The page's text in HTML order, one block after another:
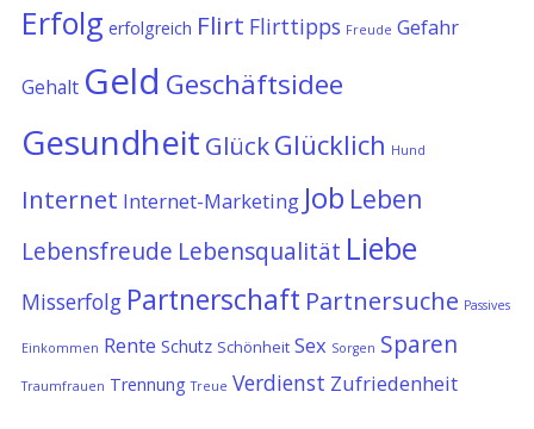
Erfolg erfolgreich Flirt Flirttipps Freude Gefahr
Gehalt Geld Geschäftsidee
Gesundheit GlückGlücklich Hund
Internet Internet-Marketing Job Leben
Lebensfreude Lebensqualität Liebe
Misserfolg Partnerschaft Partnersuche Passives
Einkommen Rente Schutz Schönheit Sex Sorgen Sparen
Traumfrauen Trennung Treue Verdienst Zufriedenheit